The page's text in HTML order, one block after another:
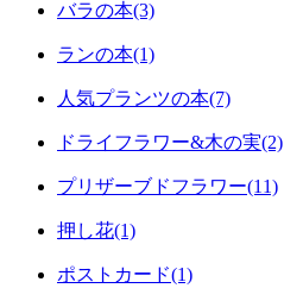
バラの本(3)
ランの本(1)
人気プランツの本(7)
ドライフラワー&木の実(2)
プリザーブドフラワー(11)
押し花(1)
ポストカード(1)